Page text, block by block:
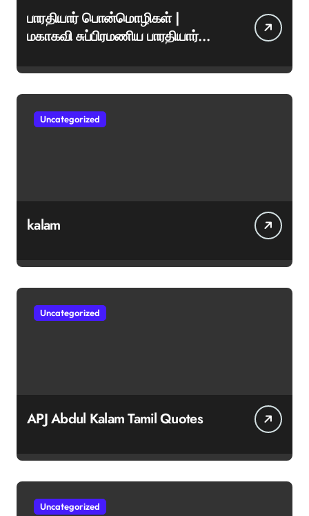
பாரதியார் பொன்மொழிகள் |
மகாகவி சுப்பிரமணிய பாரதியார்
ஊக்கமளிக்கும் வாசகங்கள்
Uncategorized
kalam
Uncategorized
APJ Abdul Kalam Tamil Quotes
Uncategorized